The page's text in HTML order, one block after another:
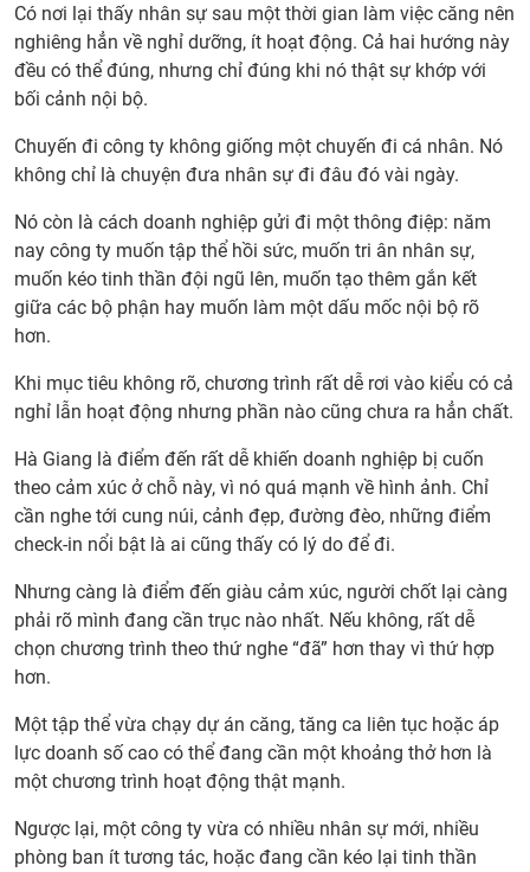
Có nơi lại thấy nhân sự sau một thời gian làm việc căng nên
nghiêng hẳn về nghỉ dưỡng, ít hoạt động. Cả hai hướng này
đều có thể đúng, nhưng chỉ đúng khi nó thật sự khớp với
bối cảnh nội bộ.
Chuyến đi công ty không giống một chuyến đi cá nhân. Nó
không chỉ là chuyện đưa nhân sự đi đâu đó vài ngày.
Nó còn là cách doanh nghiệp gửi đi một thông điệp: năm
nay công ty muốn tập thể hồi sức, muốn tri ân nhân sự,
muốn kéo tinh thần đội ngũ lên, muốn tạo thêm gắn kết
giữa các bộ phận hay muốn làm một dấu mốc nội bộ rõ
hơn.
Khi mục tiêu không rõ, chương trình rất dễ rơi vào kiểu có cả
nghỉ lẫn hoạt động nhưng phần nào cũng chưa ra hẳn chất.
Hà Giang là điểm đến rất dễ khiến doanh nghiệp bị cuốn
theo cảm xúc ở chỗ này, vì nó quá mạnh về hình ảnh. Chỉ
cần nghe tới cung núi, cảnh đẹp, đường đèo, những điểm
check-in nổi bật là ai cũng thấy có lý do để đi.
Nhưng càng là điểm đến giàu cảm xúc, người chốt lại càng
phải rõ mình đang cần trục nào nhất. Nếu không, rất dễ
chọn chương trình theo thứ nghe “đã” hơn thay vì thứ hợp
hơn.
Một tập thể vừa chạy dự án căng, tăng ca liên tục hoặc áp
lực doanh số cao có thể đang cần một khoảng thở hơn là
một chương trình hoạt động thật mạnh.
Ngược lại, một công ty vừa có nhiều nhân sự mới, nhiều
phòng ban ít tương tác, hoặc đang cần kéo lại tinh thần